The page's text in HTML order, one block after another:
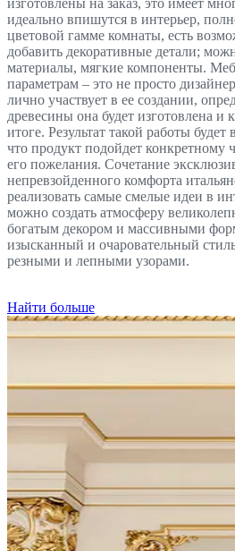
идеально впишутся в интерьер,
цветовой гамме комнаты, есть
добавить декоративные детали;
материалы, мягкие компоненты.
параметрам – это не просто
лично участвует в ее создании,
древесины она будет изготовлена и
итоге. Результат такой работы
что продукт подойдет конкретному
его пожелания. Сочетание
непревзойденного комфорта
реализовать самые смелые идеи в
можно создать атмосферу
богатым декором и массивными
изысканный и очаровательный
резными и лепными узорами.
Найти больше